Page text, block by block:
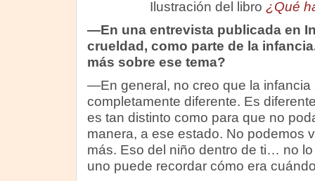
Ilustración del libro ¿Qué
—En una entrevista publicada en
crueldad, como parte de la
más sobre ese tema?
—En general, no creo que la infancia
completamente diferente. Es
es tan distinto como para que no
manera, a ese estado. No podemos
más. Eso del niño dentro de ti… no
uno puede recordar cómo era